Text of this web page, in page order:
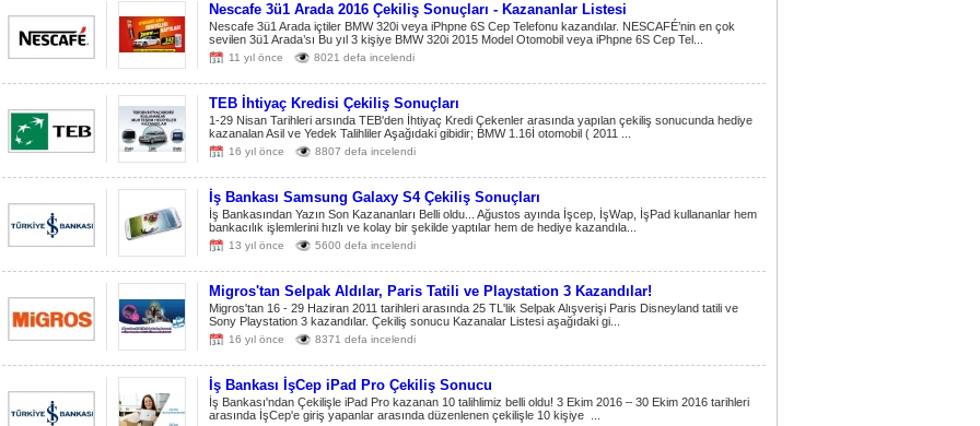
Nescafe 3ü1 Arada 2016 Çekiliş Sonuçları - Kazananlar Listesi
Nescafe 3ü1 Arada içtiler BMW 320i veya iPhpne 6S Cep Telefonu kazandılar. NESCAFÉ’nin en çok
sevilen 3ü1 Arada’sı Bu yıl 3 kişiye BMW 320i 2015 Model Otomobil veya iPhpne 6S Cep Tel...
11 yıl önce 8021 defa incelendi
TEB İhtiyaç Kredisi Çekiliş Sonuçları
1-29 Nisan Tarihleri arsında TEB'den İhtiyaç Kredi Çekenler arasında yapılan çekiliş sonucunda hediye
kazanalan Asil ve Yedek Talihliler Aşağıdaki gibidir; BMW 1.16İ otomobil ( 2011 ...
16 yıl önce 8807 defa incelendi
İş Bankası Samsung Galaxy S4 Çekiliş Sonuçları
İş Bankasından Yazın Son Kazananları Belli oldu... Ağustos ayında İşcep, İşWap, İşPad kullananlar hem
bankacılık işlemlerini hızlı ve kolay bir şekilde yaptılar hem de hediye kazandıla...
13 yıl önce 5600 defa incelendi
Migros'tan Selpak Aldılar, Paris Tatili ve Playstation 3 Kazandılar!
Migros'tan 16 - 29 Haziran 2011 tarihleri arasında 25 TL'lik Selpak Alışverişi Paris Disneyland tatili ve
Sony Playstation 3 kazandılar. Çekiliş sonucu Kazanalar Listesi aşağıdaki gi...
16 yıl önce 8371 defa incelendi
İş Bankası İşCep iPad Pro Çekiliş Sonucu
İş Bankası'ndan Çekilişle iPad Pro kazanan 10 talihlimiz belli oldu! 3 Ekim 2016 – 30 Ekim 2016 tarihleri
arasında İşCep'e giriş yapanlar arasında düzenlenen çekilişle 10 kişiye ...